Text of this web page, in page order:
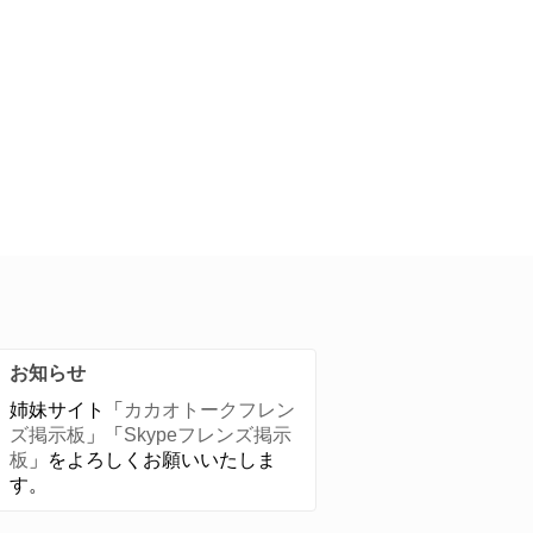
お知らせ
姉妹サイト「 カカオトークフレン
ズ掲示板 」「 Skypeフレンズ掲示
板 」をよろしくお願いいたしま
す。